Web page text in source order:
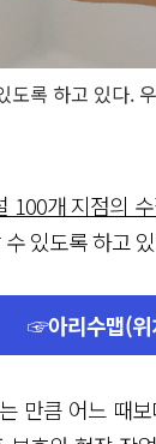
록 하고 있다.
100개 지점의
있도록 하고
☞아리수맵(위
만큼 어느 때